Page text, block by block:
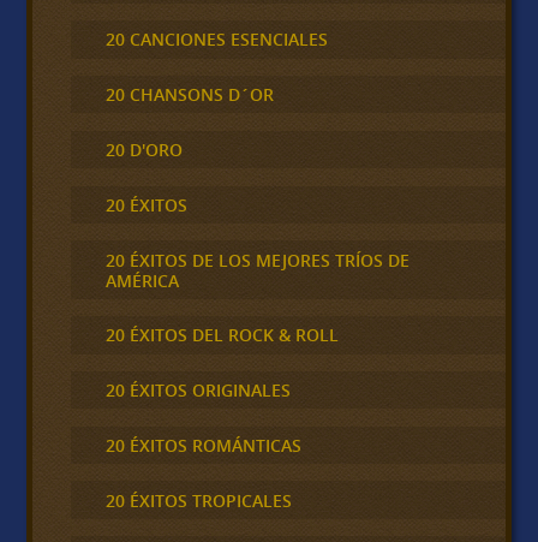
20 CANCIONES ESENCIALES
20 CHANSONS D´OR
20 D'ORO
20 ÉXITOS
20 ÉXITOS DE LOS MEJORES TRÍOS DE
AMÉRICA
20 ÉXITOS DEL ROCK & ROLL
20 ÉXITOS ORIGINALES
20 ÉXITOS ROMÁNTICAS
20 ÉXITOS TROPICALES